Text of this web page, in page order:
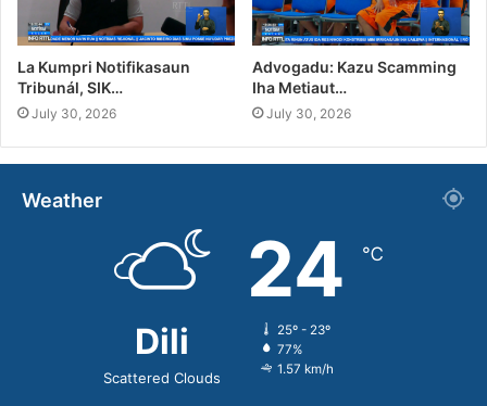
La Kumpri Notifikasaun
Tribunál, SIK…
July 30, 2026
Advogadu: Kazu Scamming
Iha Metiaut…
July 30, 2026
Weather
Dili
Scattered Clouds
24 ℃
25º - 23º
77%
1.57 km/h